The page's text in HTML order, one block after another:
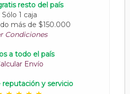
resto del país
Sólo 1 caja
más de $150.000
Condiciones
a todo el país
Envío
reputación y servicio